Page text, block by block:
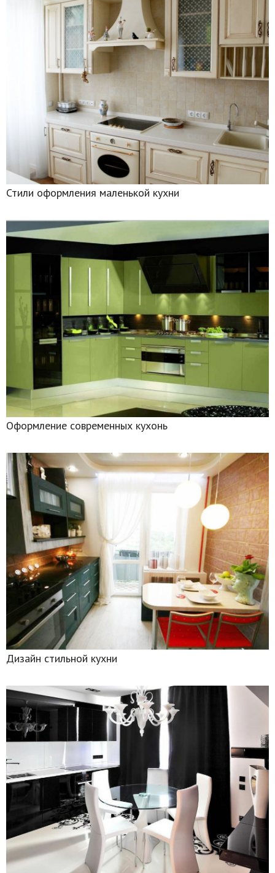
Стили оформления маленькой кухни
Оформление современных кухонь
Дизайн стильной кухни